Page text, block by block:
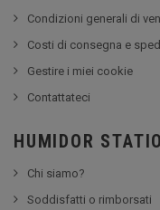
Condizioni generali di
Costi di consegna e
Gestire i miei cookie
Contattateci
HUMIDOR
Chi siamo?
Soddisfatti o rimborsati